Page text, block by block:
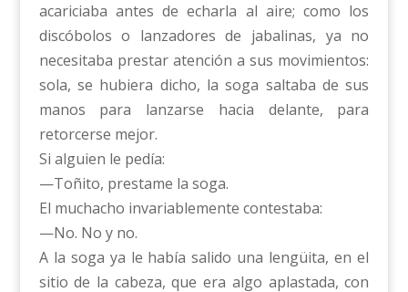
acariciaba antes de echarla al aire; como los
discóbolos o lanzadores de jabalinas, ya no
necesitaba prestar atención a sus movimientos:
sola, se hubiera dicho, la soga saltaba de sus
manos para lanzarse hacia delante, para
retorcerse mejor.
Si alguien le pedía:
—Toñito, prestame la soga.
El muchacho invariablemente contestaba:
—No. No y no.
A la soga ya le había salido una lengüita, en el
sitio de la cabeza, que era algo aplastada, con